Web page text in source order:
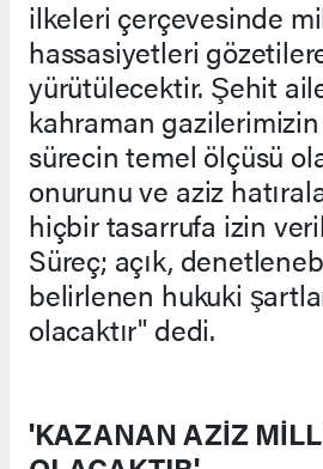
ilkeleri çerçevesinde
hassasiyetleri
yürütülecektir. Şehit
kahraman
sürecin temel ölçüsü
onurunu ve aziz
hiçbir tasarrufa izin
Süreç; açık,
belirlenen hukuki
olacaktır" dedi.
'KAZANAN AZİZ